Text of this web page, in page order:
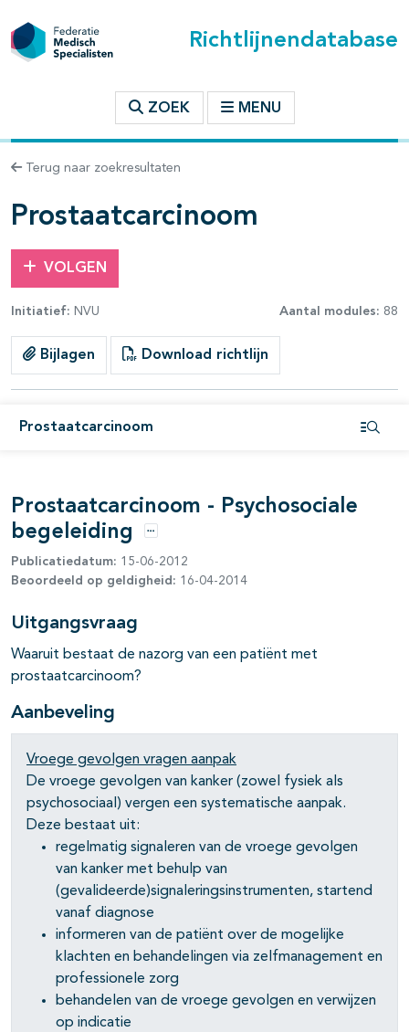
Richtlijnendatabase
ZOEK MENU
Terug naar zoekresultaten
Prostaatcarcinoom
VOLGEN
Initiatief: NVU Aantal modules: 88
Bijlagen Download richtlijn
Prostaatcarcinoom
binnen deze richtlijn
open- en dichtklappen
open- en dichtklappen
open- en dichtklappen
open- en dichtklappen
open- en dichtklappen
open- en dichtklappen
open- en dichtklappen
open- en dichtklappen
open- en dichtklappen
Prostaatcarcinoom - Psychosociale
begeleiding
Opties
Publicatiedatum: 15-06-2012
Beoordeeld op geldigheid: 16-04-2014
Uitgangsvraag
Waaruit bestaat de nazorg van een patiënt met
prostaatcarcinoom?
Aanbeveling
Vroege gevolgen vragen aanpak
De vroege gevolgen van kanker (zowel fysiek als
psychosociaal) vergen een systematische aanpak.
Deze bestaat uit:
regelmatig signaleren van de vroege gevolgen
van kanker met behulp van
(gevalideerde)signaleringsinstrumenten, startend
vanaf diagnose
informeren van de patiënt over de mogelijke
klachten en behandelingen via zelfmanagement en
professionele zorg
behandelen van de vroege gevolgen en verwijzen
op indicatie